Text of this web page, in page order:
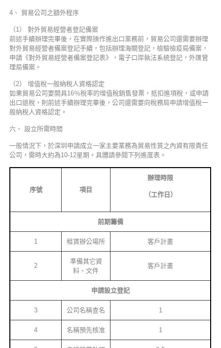
4、 貿易公司之額外程序
（1） 對外貿易經營者登記備案
前述手續辦理完畢後，在實際操作進出口業務前，貿易公司還需要辦理
對外貿易經營者備案登記手續，包括辦理海關登記，檢驗檢疫局備案，
申請《對外貿易經營者備案登記表》，電子口岸執法系統登記，外匯管
理局備案。
（2） 增值稅一般納稅人資格認定
如果貿易公司要開具16％稅率的增值稅銷售發票，抵扣進項稅，或申請
出口退稅，則前述手續辦理完畢後，公司還需要向稅務局申請增值稅一
般納稅人資格認定。
六、 設立所需時間
一般情況下，於深圳申請成立一家主要業務為貿易性質之內資有限責任
公司，需時大約為10-12星期。具體請參閱下列進度表。
序號 項目
辦理時限
（工作日）
前期籌備
1 租賃辦公場所 客戶計畫
2
準備其它資
料、文件
客戶計畫
申請設立登記
3 公司名稱查名 1
4 名稱預先核准 1